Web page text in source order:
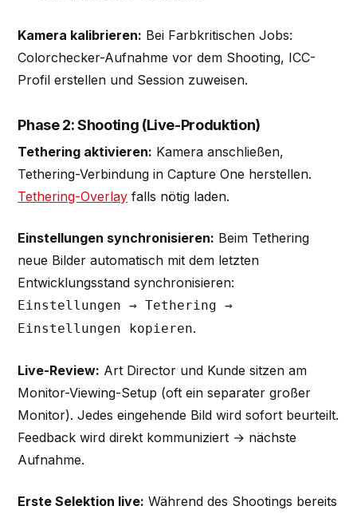
Kamera kalibrieren: Bei Farbkritischen Jobs:
Colorchecker-Aufnahme vor dem Shooting, ICC-
Profil erstellen und Session zuweisen.
Phase 2: Shooting (Live-Produktion)
Tethering aktivieren: Kamera anschließen,
Tethering-Verbindung in Capture One herstellen.
Tethering-Overlay falls nötig laden.
Einstellungen synchronisieren: Beim Tethering
neue Bilder automatisch mit dem letzten
Entwicklungsstand synchronisieren:
Einstellungen → Tethering →
Einstellungen kopieren.
Live-Review: Art Director und Kunde sitzen am
Monitor-Viewing-Setup (oft ein separater großer
Monitor). Jedes eingehende Bild wird sofort beurteilt.
Feedback wird direkt kommuniziert → nächste
Aufnahme.
Erste Selektion live: Während des Shootings bereits